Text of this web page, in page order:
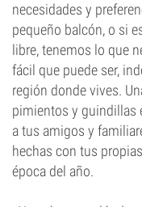
necesidades y
pequeño balcón, o si
libre, tenemos lo que
fácil que puede ser,
región donde vives.
pimientos y guindillas
a tus amigos y
hechas con tus
época del año.